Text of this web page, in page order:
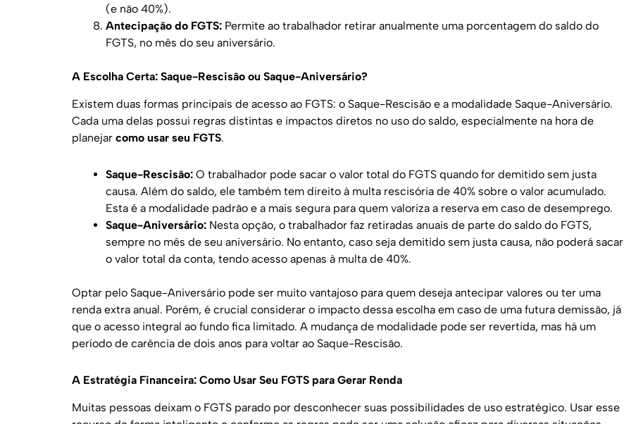
(e não 40%).
Antecipação do FGTS: Permite ao trabalhador retirar anualmente uma porcentagem do saldo do
FGTS, no mês do seu aniversário.
A Escolha Certa: Saque-Rescisão ou Saque-Aniversário?
Existem duas formas principais de acesso ao FGTS: o Saque-Rescisão e a modalidade Saque-Aniversário.
Cada uma delas possui regras distintas e impactos diretos no uso do saldo, especialmente na hora de
planejar como usar seu FGTS.
Saque-Rescisão: O trabalhador pode sacar o valor total do FGTS quando for demitido sem justa
causa. Além do saldo, ele também tem direito à multa rescisória de 40% sobre o valor acumulado.
Esta é a modalidade padrão e a mais segura para quem valoriza a reserva em caso de desemprego.
Saque-Aniversário: Nesta opção, o trabalhador faz retiradas anuais de parte do saldo do FGTS,
sempre no mês de seu aniversário. No entanto, caso seja demitido sem justa causa, não poderá sacar
o valor total da conta, tendo acesso apenas à multa de 40%.
Optar pelo Saque-Aniversário pode ser muito vantajoso para quem deseja antecipar valores ou ter uma
renda extra anual. Porém, é crucial considerar o impacto dessa escolha em caso de uma futura demissão, já
que o acesso integral ao fundo fica limitado. A mudança de modalidade pode ser revertida, mas há um
período de carência de dois anos para voltar ao Saque-Rescisão.
A Estratégia Financeira: Como Usar Seu FGTS para Gerar Renda
Muitas pessoas deixam o FGTS parado por desconhecer suas possibilidades de uso estratégico. Usar esse